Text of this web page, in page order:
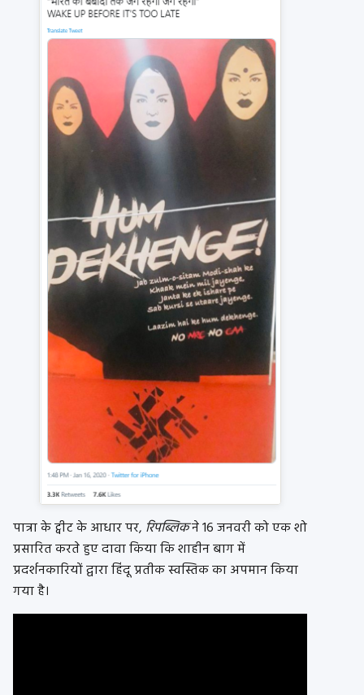
पात्रा के ट्वीट के आधार पर, रिपब्लिकने 16 जनवरी को एक शो
प्रसारित करते हुए दावा किया कि शाहीन बाग में
प्रदर्शनकारियों द्वारा हिंदू प्रतीक स्वस्तिक का अपमान किया
गया है।